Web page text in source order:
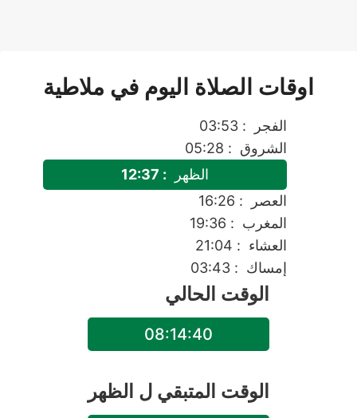
اوقات الصلاة اليوم في ملاطية
الفجر
: 03:53
الشروق : 05:28
الظهر
: 12:37
العصر
: 16:26
المغرب : 19:36
العشاء : 21:04
إمساك : 03:43
الوقت الحالي
08:14:40
الوقت المتبقي ل الظهر